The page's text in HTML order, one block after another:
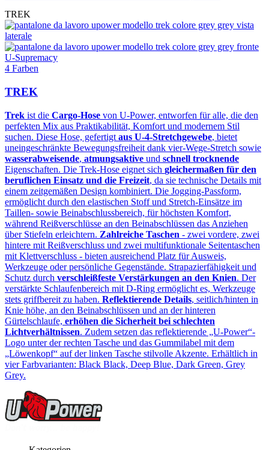
TREK
U-Supremacy
4 Farben
TREK
Trek ist die Cargo-Hose von U‑Power, entworfen für alle, die den
perfekten Mix aus Praktikabilität, Komfort und modernem Stil
suchen. Diese Hose, gefertigt aus U‑4‑Stretchgewebe, bietet
uneingeschränkte Bewegungsfreiheit dank vier‑Wege‑Stretch sowie
wasserabweisende, atmungsaktive und schnell trocknende
Eigenschaften. Die Trek-Hose eignet sich gleichermaßen für den
beruflichen Einsatz und die Freizeit, da sie technische Details mit
einem zeitgemäßen Design kombiniert. Die Jogging-Passform,
ermöglicht durch den elastischen Stoff und Stretch-Einsätze im
Taillen- sowie Beinabschlussbereich, für höchsten Komfort,
während Reißverschlüsse an den Beinabschlüssen das Anziehen
über Stiefeln erleichtern. Zahlreiche Taschen - zwei vordere, zwei
hintere mit Reißverschluss und zwei multifunktionale Seitentaschen
mit Klettverschluss - bieten ausreichend Platz für Ausweis,
Werkzeuge oder persönliche Gegenstände. Strapazierfähigkeit und
Schutz durch verschleißfeste Verstärkungen an den Knien. Der
verstärkte Schlaufenbereich mit D‑Ring ermöglicht es, Werkzeuge
stets griffbereit zu haben. Reflektierende Details, seitlich/hinten in
Knie höhe, an den Beinabschlüssen und an der hinteren
Gürtelschlaufe, erhöhen die Sicherheit bei schlechten
Lichtverhältnissen. Zudem setzen das reflektierende „U‑Power“-
Logo unter der rechten Tasche und das Gummilabel mit dem
„Löwenkopf“ auf der linken Tasche stilvolle Akzente. Erhältlich in
vier Farbvarianten: Black Black, Deep Blue, Dark Green, Grey
Grey.